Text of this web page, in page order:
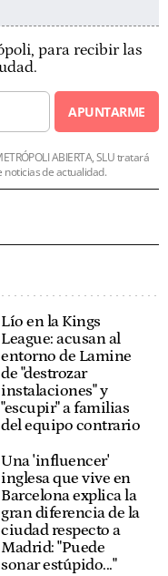
para recibir las
APUNTARME
ABIERTA, SLU tratará
noticias de actualidad.
Lío en la Kings
League: acusan al
entorno de Lamine
de "destrozar
instalaciones" y
"escupir" a familias
del equipo contrario
Una 'influencer'
inglesa que vive en
Barcelona explica la
gran diferencia de la
ciudad respecto a
Madrid: "Puede
sonar estúpido..."